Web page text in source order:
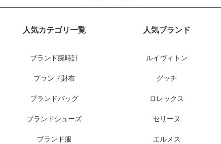
人気カテゴリ一覧
ブランド腕時計
ブランド財布
ブランドバッグ
ブランドシューズ
ブランド服
人気ブランド
ルイヴィトン
グッチ
ロレックス
セリーヌ
エルメス